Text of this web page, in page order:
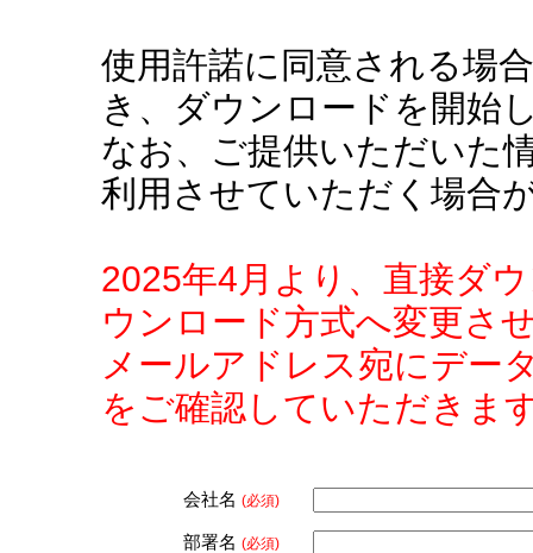
使用許諾に同意される場
き、ダウンロードを開始
なお、ご提供いただいた
利用させていただく場合
2025年4月より、直接ダ
ウンロード方式へ変更さ
メールアドレス宛にデー
をご確認していただきま
会社名 (必須)
部署名 (必須)